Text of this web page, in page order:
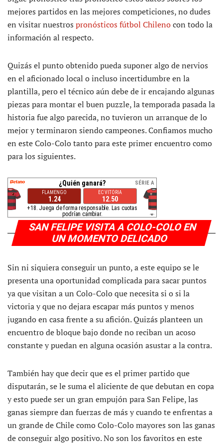
mejores partidos en las mejores competiciones, no dudes
en visitar nuestros pronósticos fútbol Chilenocon todo la
información al respecto.
Quizás el punto obtenido pueda suponer algo de nervios
en el aficionado local o incluso incertidumbre en la
plantilla, pero el técnico aún debe de ir encajando algunas
piezas para montar el buen puzzle, la temporada pasada la
historia fue algo parecida, no tuvieron un arranque de lo
mejor y terminaron siendo campeones. Confiamos mucho
en este Colo-Colo tanto para este primer encuentro como
para los siguientes.
SAN FELIPE VISITA A COLO-COLO EN
UN MOMENTO DELICADO
Sin ni siquiera conseguir un punto, a este equipo se le
presenta una oportunidad complicada para sacar puntos
ya que visitan a un Colo-Colo que necesita si o si la
victoria y que no dejara escapar más puntos y menos
jugando en casa frente a su afición. Quizás planteen un
encuentro de bloque bajo donde no reciban un acoso
constante y puedan en alguna ocasión asustar a la contra.
También hay que decir que es el primer partido que
disputarán, se le suma el aliciente de que debutan en copa
y esto puede ser un gran empujón para San Felipe, las
ganas siempre dan fuerzas de más y cuando te enfrentas a
un grande de Chile como Colo-Colo mayores son las ganas
de conseguir algo positivo. No son los favoritos en este